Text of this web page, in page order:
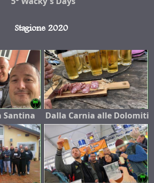
Stagione 2020
Santina Dalla Carnia alle Dolomiti